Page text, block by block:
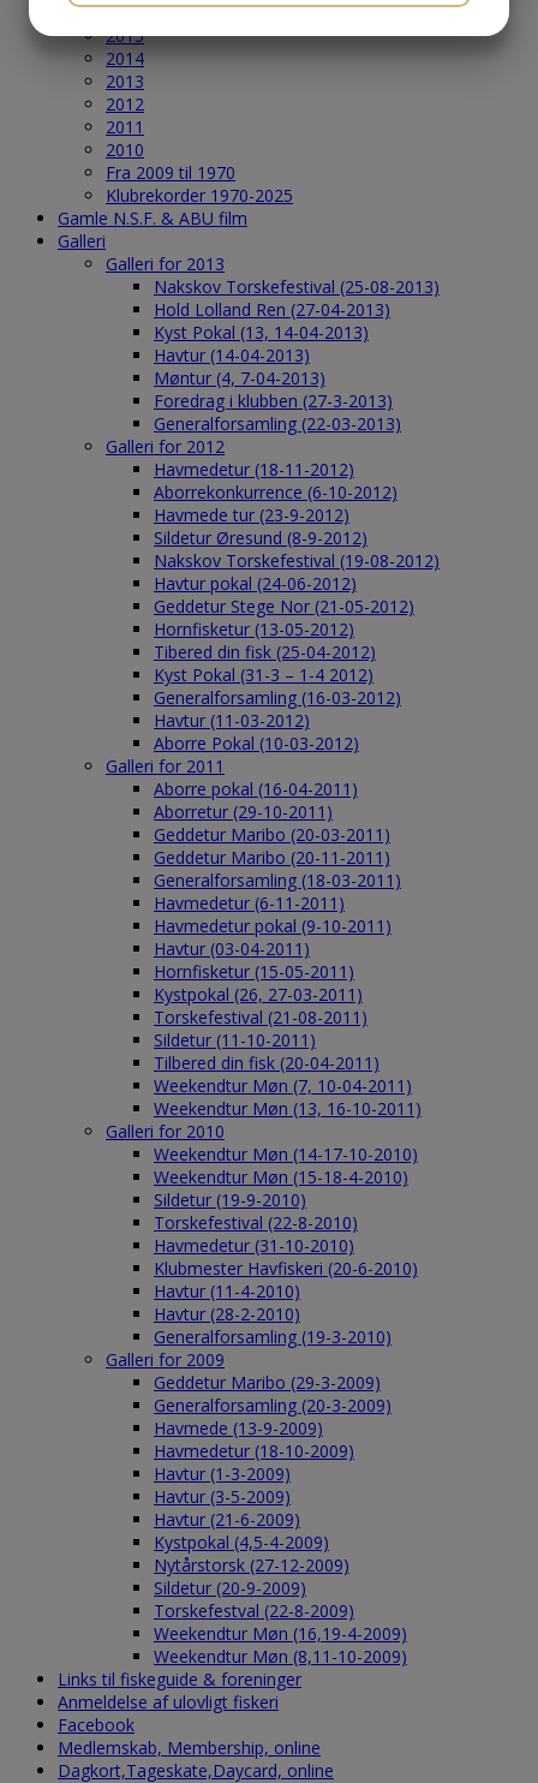
2016
2015
2014
2013
2012
2011
2010
Fra 2009 til 1970
Klubrekorder 1970-2025
Gamle N.S.F. & ABU film
Galleri
Galleri for 2013
Nakskov Torskefestival (25-08-2013)
Hold Lolland Ren (27-04-2013)
Kyst Pokal (13, 14-04-2013)
Havtur (14-04-2013)
Møntur (4, 7-04-2013)
Foredrag i klubben (27-3-2013)
Generalforsamling (22-03-2013)
Galleri for 2012
Havmedetur (18-11-2012)
Aborrekonkurrence (6-10-2012)
Havmede tur (23-9-2012)
Sildetur Øresund (8-9-2012)
Nakskov Torskefestival (19-08-2012)
Havtur pokal (24-06-2012)
Geddetur Stege Nor (21-05-2012)
Hornfisketur (13-05-2012)
Tibered din fisk (25-04-2012)
Kyst Pokal (31-3 – 1-4 2012)
Generalforsamling (16-03-2012)
Havtur (11-03-2012)
Aborre Pokal (10-03-2012)
Galleri for 2011
Aborre pokal (16-04-2011)
Aborretur (29-10-2011)
Geddetur Maribo (20-03-2011)
Geddetur Maribo (20-11-2011)
Generalforsamling (18-03-2011)
Havmedetur (6-11-2011)
Havmedetur pokal (9-10-2011)
Havtur (03-04-2011)
Hornfisketur (15-05-2011)
Kystpokal (26, 27-03-2011)
Torskefestival (21-08-2011)
Sildetur (11-10-2011)
Tilbered din fisk (20-04-2011)
Weekendtur Møn (7, 10-04-2011)
Weekendtur Møn (13, 16-10-2011)
Galleri for 2010
Weekendtur Møn (14-17-10-2010)
Weekendtur Møn (15-18-4-2010)
Sildetur (19-9-2010)
Torskefestival (22-8-2010)
Havmedetur (31-10-2010)
Klubmester Havfiskeri (20-6-2010)
Havtur (11-4-2010)
Havtur (28-2-2010)
Generalforsamling (19-3-2010)
Galleri for 2009
Geddetur Maribo (29-3-2009)
Generalforsamling (20-3-2009)
Havmede (13-9-2009)
Havmedetur (18-10-2009)
Havtur (1-3-2009)
Havtur (3-5-2009)
Havtur (21-6-2009)
Kystpokal (4,5-4-2009)
Nytårstorsk (27-12-2009)
Sildetur (20-9-2009)
Torskefestval (22-8-2009)
Weekendtur Møn (16,19-4-2009)
Weekendtur Møn (8,11-10-2009)
Links til fiskeguide & foreninger
Anmeldelse af ulovligt fiskeri
Facebook
Medlemskab, Membership, online
Dagkort,Tageskate,Daycard, online
MARKETING